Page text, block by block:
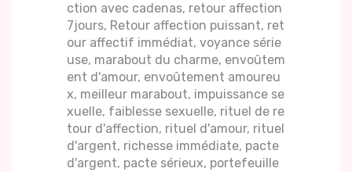
ction avec cadenas, retour affection
7jours, Retour affection puissant, ret
our affectif immédiat, voyance série
use, marabout du charme, envoûtem
ent d'amour, envoûtement amoureu
x, meilleur marabout, impuissance se
xuelle, faiblesse sexuelle, rituel de re
tour d'affection, rituel d'amour, rituel
d'argent, richesse immédiate, pacte
d'argent, pacte sérieux, portefeuille